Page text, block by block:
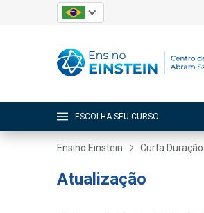
ESCOLHA SEU CURSO
Ensino Einstein Curta Duração
Atualização